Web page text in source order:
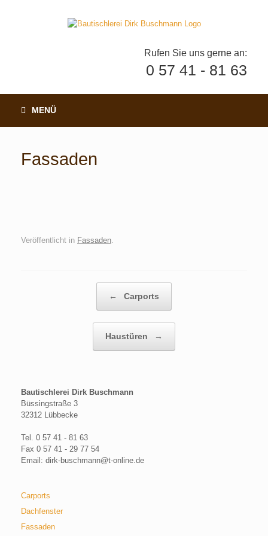
Rufen Sie uns gerne an:
0 57 41 - 81 63
MENÜ
Fassaden
Veröffentlicht in Fassaden
← Carports
Haustüren →
Bautischlerei Dirk Buschmann
Büssingstraße 3
32312 Lübbecke
Tel. 0 57 41 - 81 63
Fax 0 57 41 - 29 77 54
Email: dirk-buschmann@t-online.de
Carports
Dachfenster
Fassaden